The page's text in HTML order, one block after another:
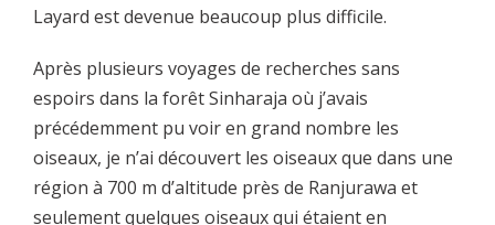
Layard est devenue beaucoup plus difficile.
Après plusieurs voyages de recherches sans
espoirs dans la forêt Sinharaja où j’avais
précédemment pu voir en grand nombre les
oiseaux, je n’ai découvert les oiseaux que dans une
région à 700 m d’altitude près de Ranjurawa et
seulement quelques oiseaux qui étaient en